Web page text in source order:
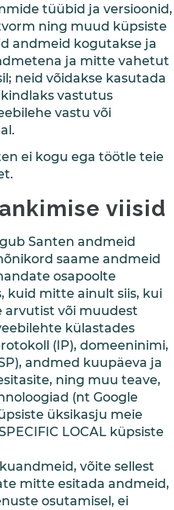
tüübid ja versioonid,
ning muud küpsiste
andmeid kogutakse ja
ja mitte vahetut
neid võidakse kasutada
vastutus
vastu või
ei kogu ega töötle teie
viisid
Santen andmeid
saame andmeid
osapoolte
kuid mitte ainult siis, kui
arvutist või muudest
külastades
(IP), domeeninimi,
andmed kuupäeva ja
ning muu teave,
(nt Google
üksikasju meie
LOCAL küpsiste
võite sellest
mitte esitada andmeid,
osutamisel, ei